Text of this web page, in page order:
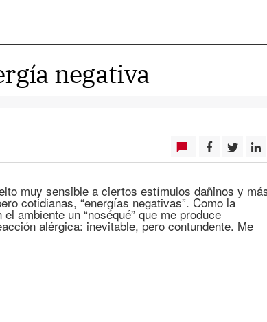
negativa
muy sensible a ciertos estímulos dañinos y
cotidianas, “energías negativas”. Como la
ambiente un “noséqué” que me produce
alérgica: inevitable, pero contundente. Me